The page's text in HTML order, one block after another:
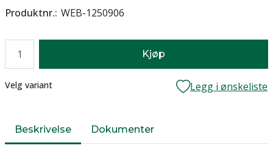
Produktnr. WEB-1250906
Kjøp
Lager
Velg variant Legg i ønskeliste
Beskrivelse Dokumenter